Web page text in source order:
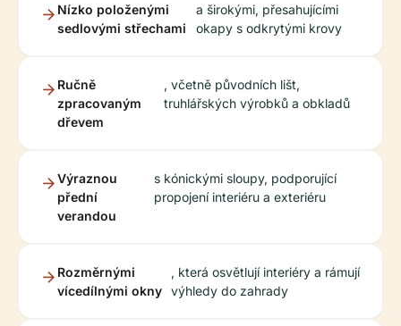
Nízko položenými
sedlovými střechami
a širokými, přesahujícími
okapy s odkrytými krovy
Ručně
zpracovaným
dřevem
, včetně původních lišt,
truhlářských výrobků a obkladů
Výraznou
přední
verandou
s kónickými sloupy, podporující
propojení interiéru a exteriéru
Rozměrnými
vícedílnými okny
, která osvětlují interiéry a rámují
výhledy do zahrady